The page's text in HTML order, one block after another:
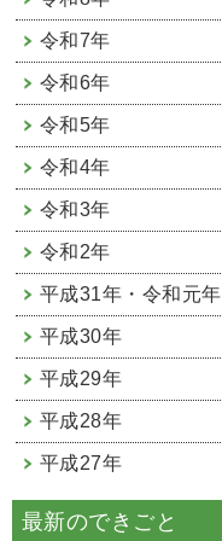
令和7年
令和6年
令和5年
令和4年
令和3年
令和2年
平成31年・令和元年
平成30年
平成29年
平成28年
平成27年
最新のできごと